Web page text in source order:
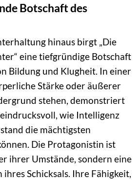
Botschaft des
hinaus birgt „Die
eine tiefgründige Botschaft
Bildung und Klugheit. In einer
Stärke oder äußerer
stehen, demonstriert
wie Intelligenz
die mächtigsten
Die Protagonistin ist
ihrer Umstände, sondern eine
Schicksals. Ihre Fähigkeit,